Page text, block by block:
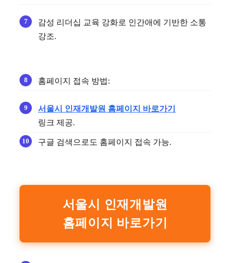
감성 리더십 교육 강화로 인간애에 기반한 소통
강조.
홈페이지 접속 방법:
서울시 인재개발원 홈페이지 바로가기
링크 제공.
구글 검색으로도 홈페이지 접속 가능.
서울시 인재개발원
홈페이지 바로가기